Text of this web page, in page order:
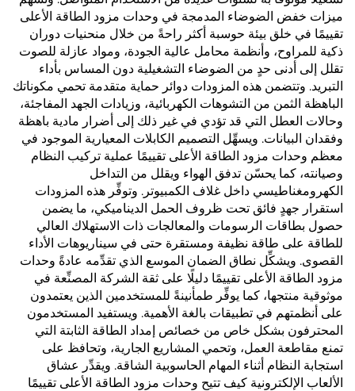
ميزات خفض الضوضاء المدمجة في وحدات مزود الطاقة الأعلى
تقييمًا في خلق بيئة حوسبة أكثر راحةً من خلال منحنيات دوران
ذكية للمراوح، وأنظمة محامل عالية الجودة، ومواد عازلة للصوت
تقلل إلى أدنى حدٍ من الضوضاء التشغيلية دون المساس بأداء
التبريد. وتتضمن هذه المزودات دوائر حماية متقدمة تحمي مكوناتك
الباهظة الثمن من التشوهات الكهربائية، وزيادات الجهد المفاجئة،
وحالات العطل التي قد تؤدي في غير ذلك إلى أضرار مادية باهظة
وفقدان البيانات. ويسهِّل التصميم الكابلات المعيارية الموجود في
معظم وحدات مزود الطاقة الأعلى تقييمًا عملية تركيب النظام
وصيانته، كما يحسّن تدفق الهواء ويقلل من التداخل
الكهرومغناطيسي داخل غلاف الكمبيوتر. وتوفِّر هذه المزودات
استقرار جهدٍ فائق تحت ظروف الحمل الديناميكي، ما يضمن
حصول بطاقات الرسومات والمعالجات ذات الاستهلاك العالي
للطاقة على طاقة نظيفة ومستقرة حتى في سيناريوهات الأداء
القصوى. ويشكِّل نطاق الضمان الموسع الذي تقدِّمه عادةً وحدات
مزود الطاقة الأعلى تقييمًا دليلًا على ثقة الشركة المصنِّعة في
موثوقية منتجها، كما يوفِّر طمأنينةً للمستخدمين الذين يعتمدون
على أنظمتهم في تطبيقات بالغة الأهمية. ويستفيد المستخدمون
المحترفون بشكل خاص من خصائص إمداد الطاقة الثابتة التي
تمنع مقاطعة العمل، وتحمي المشاريع الجارية، وتحافظ على
استجابة النظام أثناء المهام الحاسوبية الشاقة. ويقدِّر عشاق
الألعاب الإلكترونية كيف تتيح وحدات مزود الطاقة الأعلى تقييمًا